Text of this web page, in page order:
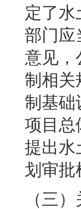
定了水
部门应
意见，
制相关
制基础
项目总
提出水
划审批
（三